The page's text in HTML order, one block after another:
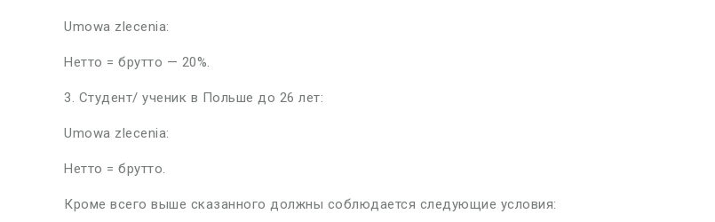
Umowa zlecenia:
Нетто = брутто — 20%.
3. Студент/ ученик в Польше до 26 лет:
Umowa zlecenia:
Нетто = брутто.
Кроме всего выше сказанного должны соблюдается следующие условия: